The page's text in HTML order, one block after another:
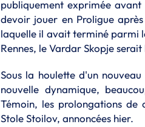
publiquement exprimée
devoir jouer en Proligue
laquelle il avait terminé parmi
Rennes, le Vardar Skopje
Sous la houlette d'un
nouvelle dynamique,
Témoin, les prolongations
Stole Stoilov, annoncées hier.